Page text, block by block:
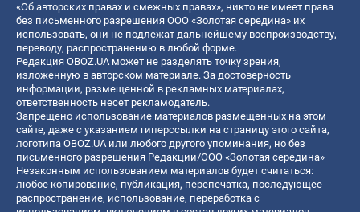
«Об авторских правах и смежных правах», никто не имеет права
без письменного разрешения ООО «Золотая середина» их
использовать, они не подлежат дальнейшему воспроизводству,
переводу, распространению в любой форме.
Редакция OBOZ.UA может не разделять точку зрения,
изложенную в авторском материале. За достоверность
информации, размещенной в рекламных материалах,
ответственность несет рекламодатель.
Запрещено использование материалов размещенных на этом
сайте, даже с указанием гиперссылки на страницу этого сайта,
логотипа OBOZ.UA или любого другого упоминания, но без
письменного разрешения Редакции/ООО «Золотая середина»
Незаконным использованием материалов будет считаться:
любое копирование, публикация, перепечатка, последующее
распространение, использование, переработка с